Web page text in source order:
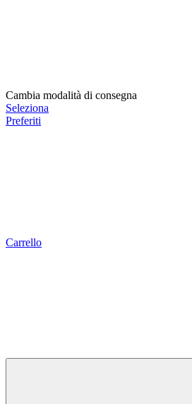
Cambia modalità di consegna
Seleziona
Preferiti
Carrello